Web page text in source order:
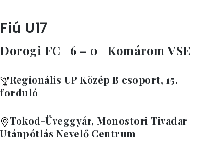
Fiú U17
Dorogi FC 6 – 0 Komárom VSE
Regionális UP Közép B csoport, 15.
forduló
Tokod-Üveggyár, Monostori Tivadar
Utánpótlás Nevelő Centrum